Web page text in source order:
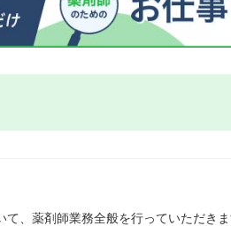
て、薬剤師業務全般を行っていただきま